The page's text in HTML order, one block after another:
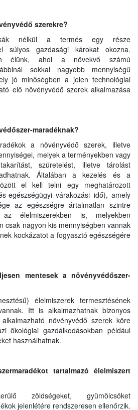
szerekre?
nélkül a termés egy része
súlyos gazdasági károkat okozna.
élünk, ahol a növekvő számú
sokkal nagyobb mennyiségű
jó minőségben a jelen technológiai
elő növényvédő szerek alkalmazása
maradéknak?
a növényvédő szerek, illetve
melyek a terményekben vagy
szüretelést, illetve tárolást
Általában a kezelés és a
el kell telni egy meghatározott
egészségügyi várakozási idő), amely
az egészségre ártalmatlan szintre
az élelmiszerekben is, melyekben
csak nagyon kis mennyiségben vannak
kockázatot a fogyasztó egészségére
mentesek a növényvédőszer-
élelmiszerek termesztésének
Itt is alkalmazhatnak bizonyos
növényvédő szerek köre
ökológiai gazdálkodásokban például
használhatnak.
tartalmazó élelmiszert
zöldségeket, gyümölcsöket
jelenlétére rendszeresen ellenőrzik.